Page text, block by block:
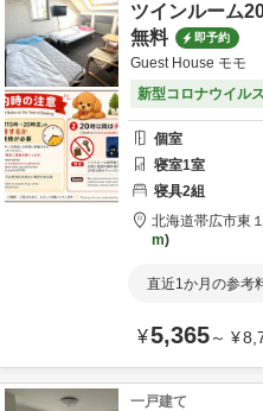
ツインルーム
無料
即予約
Guest House モモ
新型コロナウイル
個室
寝室1室
寝具2組
北海道帯広市東
m
直近1か月の参考
¥5,365～ ¥
一戸建て